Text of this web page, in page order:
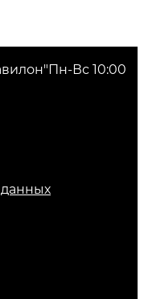
Пн-Вс 10:00